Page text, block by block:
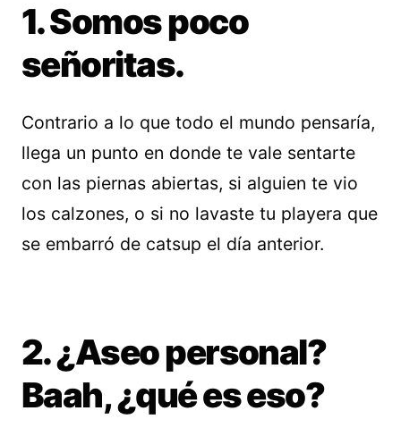
1. Somos poco
señoritas.
Contrario a lo que todo el mundo pensaría,
llega un punto en donde te vale sentarte
con las piernas abiertas, si alguien te vio
los calzones, o si no lavaste tu playera que
se embarró de catsup el día anterior.
2. ¿Aseo personal?
Baah, ¿qué es eso?